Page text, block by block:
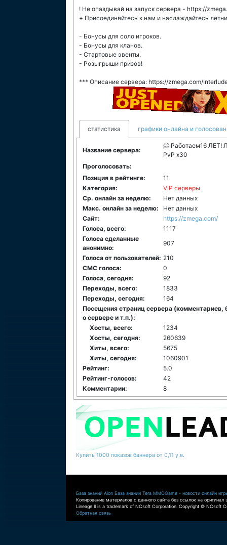
! Не опаздывай на запуск сервера - https://
+ Присоединяйтесь к нам и наслаждайтесь
- Бонусы для соло игроков.
- Бонусы для кланов.
- Стартовые эвенты.
- Розыгрыши призов!
*** Описание сервера: https://zmega.com/
статистика графики онлайна и
Название сервера:
🤗 Работаем16 ЛЕТ!
PvP x30
Проголосовать:
Позиция в рейтинге:
11
Категория:
VIP серверы
Ср. онлайн за неделю:
Нет данных
Макс. онлайн за неделю:
Нет данных
Сайт:
https://zmega.com/
Голоса, всего:
1117
Голоса сделанные
анонимно:
907
Голоса от пользователей: 210
СМС голоса:
0
Голоса, сегодня:
92
Переходы, всего:
1833
Переходы, сегодня:
164
Посещения страниц сервера (комментариев,
о сервере и т.п.):
Хосты, всего:
1234
Хосты, сегодня:
260639
Хиты, всего:
5675
Хиты, сегодня:
1060901
Рейтинг:
5.0
Рейтинг-голосов:
42
Комментарии:
8
Купить 1000 показов баннера от 0,11 у.е.
База знаний Aion База знаний Tera MMOGame - новости онлайн
Копирование материалов с данного сайта без ссылок на оригинал
Lineage II is a trademark of NCsoft Corporation. Copyright © NCsoft
Обратная связь